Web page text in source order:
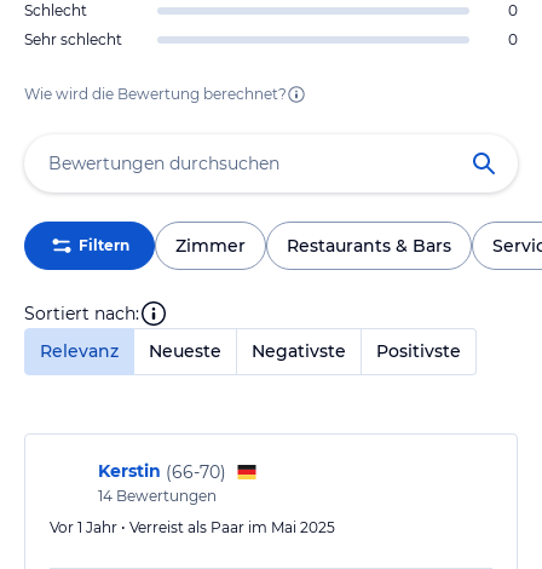
Schlecht
0
Sehr schlecht
0
Wie wird die Bewertung berechnet?
Filtern Zimmer Restaurants & Bars
Sortiert nach:
Relevanz
Neueste Negativste Positivste
Kerstin (66-70)
14 Bewertungen
Vor 1 Jahr • Verreist als Paar im Mai 2025